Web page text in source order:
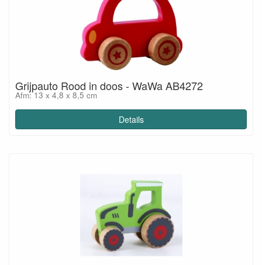
Grijpauto Rood in doos - WaWa AB4272
Afm: 13 x 4,8 x 8,5 cm
Details